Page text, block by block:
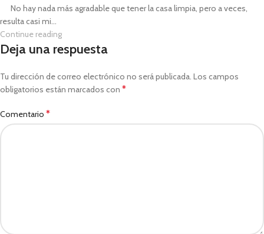
No hay nada más agradable que tener la casa limpia, pero a veces,
resulta casi mi...
Continue reading
Deja una respuesta
Tu dirección de correo electrónico no será publicada. Los campos
obligatorios están marcados con *
Comentario *